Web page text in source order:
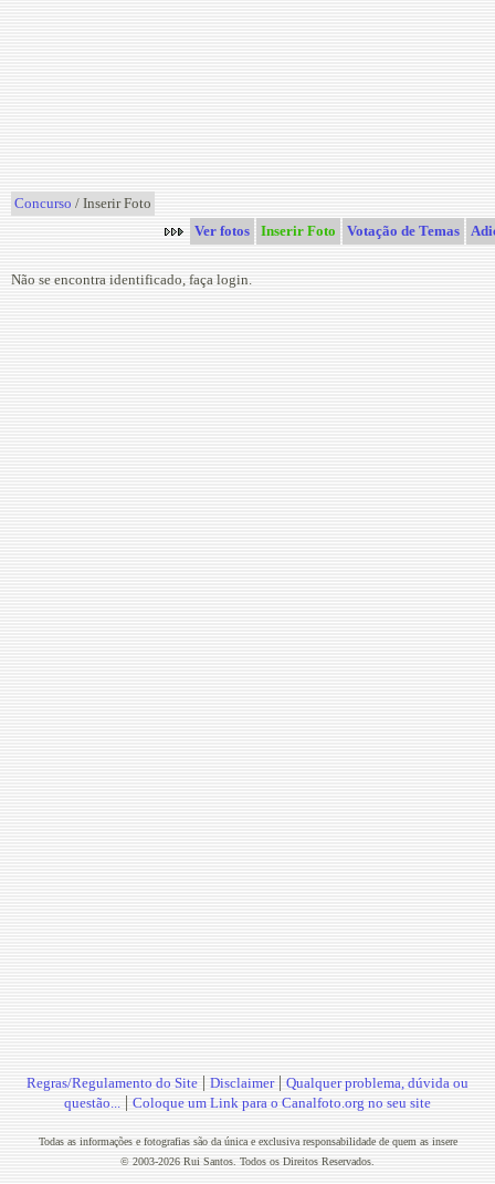
Concurso / Inserir Foto
Ver fotos
Inserir Foto Votação de Temas
Não se encontra identificado, faça login.
Regras/Regulamento do Site | Disclaimer| Qualquer problema, dúvida ou
questão... | Coloque um Link para o Canalfoto.org no seu site
Todas as informações e fotografias são da única e exclusiva responsabilidade de quem as insere
© 2003-2026 Rui Santos. Todos os Direitos Reservados.